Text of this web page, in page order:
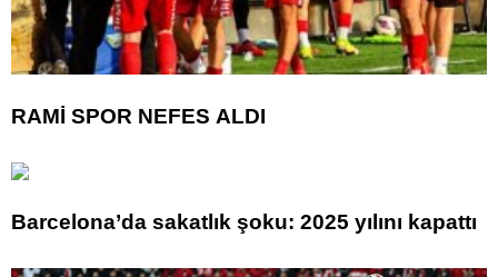
RAMİ SPOR NEFES ALDI
Barcelona’da sakatlık şoku: 2025 yılını kapattı